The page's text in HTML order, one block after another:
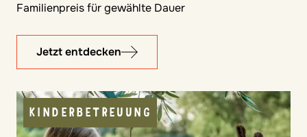
Familienpreis für gewählte Dauer
Jetzt entdecken
KINDERBETREUUNG